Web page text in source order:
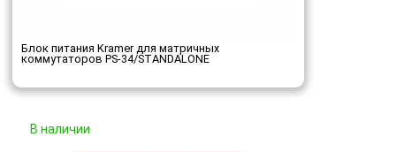
Блок питания Kramer для матричных
коммутаторов PS-34/STANDALONE
В наличии